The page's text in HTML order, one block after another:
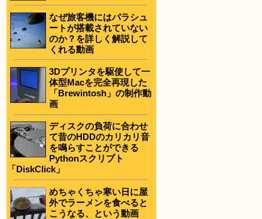
なぜ旅客機にはパラシュ
ートが搭載されていない
のか？を詳しく解説して
くれる動画
3Dプリンタを駆使して一
体型Macを完全再現した
「Brewintosh」の制作動
画
ディスクの負荷に合わせ
て昔のHDDのカリカリ音
を鳴らすことができる
Pythonスクリプト
「DiskClick」
めちゃくちゃ寒い日に屋
外でラーメンを食べると
こうなる、という動画